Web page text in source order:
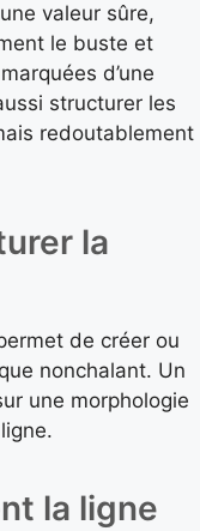
valeur sûre,
le buste et
d’une
structurer les
redoutablement
la
de créer ou
nonchalant. Un
une morphologie
la ligne